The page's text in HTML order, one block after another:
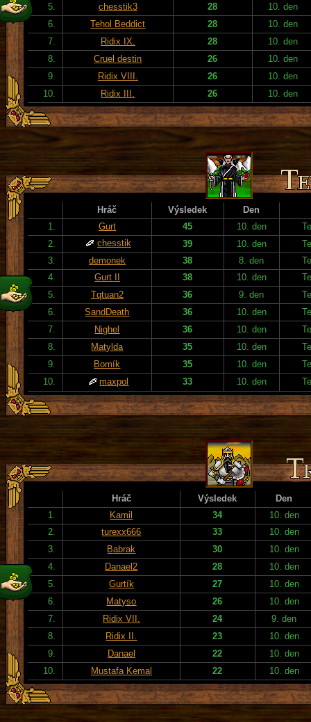
5.
chesstik3 28
10. den
6.
Tehol Beddict 28
10. den
7.
Ridix IX. 28
10. den
8.
Cruel destin 26
10. den
9.
Ridix VIII. 26
10. den
10.
Ridix III. 26 10. den
Hráč Výsledek
Den
1.
Gurt 45 10. den
2.
chesstik 39 10. den
3.
demonek 38 8. den
4.
Gurt II 38 10. den
5.
Tqtuan2 36 9. den
6.
SandDeath 36 10. den
7.
Nighel 36 10. den
8.
Matylda 35 10. den
9.
Bomík 35 10. den
10.
maxpol 33 10. den
Hráč Výsledek
Den
1.
Kamil 34
10. den
2.
turexx666 33
10. den
3.
Babrak 30
10. den
4.
Danael2 28
10. den
5.
Gurtík 27
10. den
6.
Matyso 26
10. den
7.
Ridix VII. 24
9. den
8.
Ridix II. 23
10. den
9.
Danael 22
10. den
10.
Mustafa Kemal 22 10. den